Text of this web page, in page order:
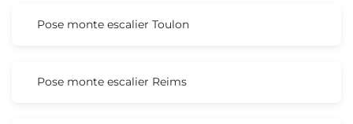
Pose monte escalier Toulon
Pose monte escalier Reims